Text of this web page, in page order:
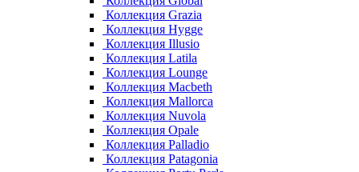
Коллекция Grazia
Коллекция Hygge
Коллекция Illusio
Коллекция Latila
Коллекция Lounge
Коллекция Macbeth
Коллекция Mallorca
Коллекция Nuvola
Коллекция Opale
Коллекция Palladio
Коллекция Patagonia